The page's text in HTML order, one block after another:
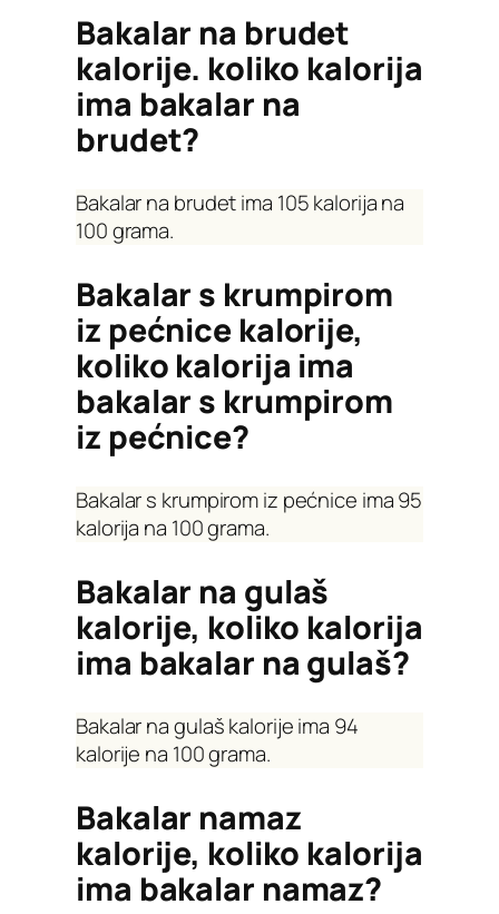
Bakalar na brudet
kalorije. koliko kalorija
ima bakalar na
brudet?
Bakalar na brudet ima 105 kalorija na
100 grama.
Bakalar s krumpirom
iz pećnice kalorije,
koliko kalorija ima
bakalar s krumpirom
iz pećnice?
Bakalar s krumpirom iz pećnice ima 95
kalorija na 100 grama.
Bakalar na gulaš
kalorije, koliko kalorija
ima bakalar na gulaš?
Bakalar na gulaš kalorije ima 94
kalorije na 100 grama.
Bakalar namaz
kalorije, koliko kalorija
ima bakalar namaz?